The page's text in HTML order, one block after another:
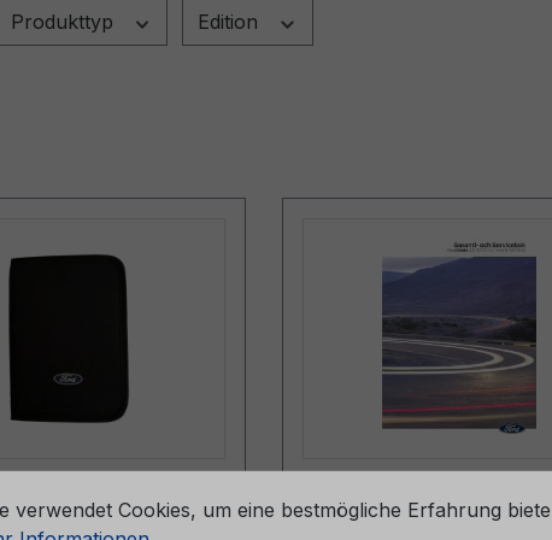
Produkttyp Edition
BA
06/2024 - Schweden
verwendet Cookies, um eine bestmögliche Erfahrung